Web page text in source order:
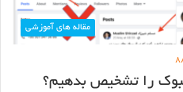
مقاله های آموزشی
را تشخیص بدهیم؟